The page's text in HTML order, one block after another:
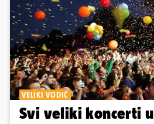
VELIKI VODIČ
Svi veliki koncerti